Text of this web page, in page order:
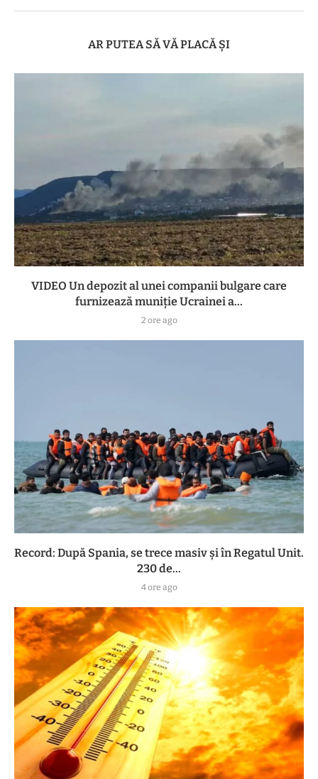
AR PUTEA SĂ VĂ PLACĂ ȘI
VIDEO Un depozit al unei companii bulgare care
furnizează muniție Ucrainei a...
2 ore ago
Record: După Spania, se trece masiv și în Regatul Unit.
230 de...
4 ore ago